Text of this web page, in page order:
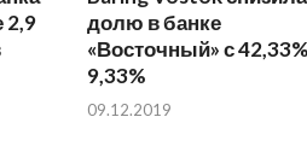
2,9
долю в банке
«Восточный» с
9,33%
09.12.2019